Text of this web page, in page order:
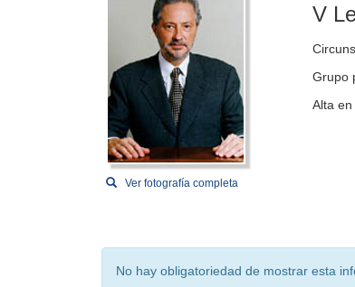
Ver fotografía completa
V
Grupo
Alta
No hay obligatoriedad de mostrar esta